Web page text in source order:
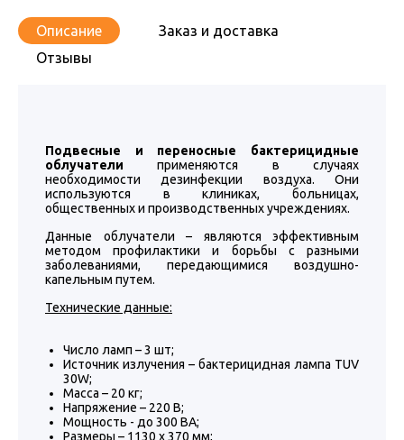
Описание
Заказ и доставка
Отзывы
Подвесные и переносные бактерицидные
облучатели применяются в случаях
необходимости дезинфекции воздуха. Они
используются в клиниках, больницах,
общественных и производственных учреждениях.
Данные облучатели – являются эффективным
методом профилактики и борьбы с разными
заболеваниями, передающимися воздушно-
капельным путем.
Технические данные:
Число ламп – 3 шт;
Источник излучения – бактерицидная лампа TUV
30W;
Масса – 20 кг;
Напряжение – 220 В;
Мощность - до 300 ВА;
Размеры – 1130 х 370 мм;